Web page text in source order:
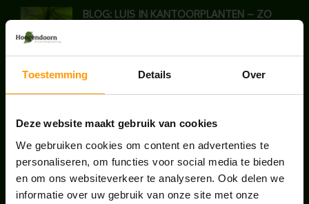
Toestemming Details Over
Deze website maakt gebruik van cookies
We gebruiken cookies om content en advertenties te
personaliseren, om functies voor social media te bieden
en om ons websiteverkeer te analyseren. Ook delen we
informatie over uw gebruik van onze site met onze
BLOG: LUIS IN KANTOORPLANTEN – ZO
UNION HOUSE UTRECHT
ONS TEAM GROEIT VERDER
juni 17, 2026